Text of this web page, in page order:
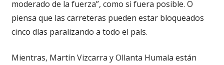
moderado de la fuerza”, como si fuera posible. O
piensa que las carreteras pueden estar bloqueados
cinco días paralizando a todo el país.
Mientras, Martín Vizcarra y Ollanta Humala están